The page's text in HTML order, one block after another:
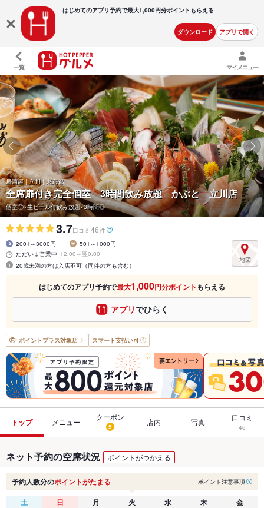
はじめてのアプリ予約で最大1,000円分ポイントもらえる
ダウンロード アプリで開く
一覧 マイメニュー
居酒屋 | 立川 | 東京都
全席扉付き完全個室 3時間飲み放題 かぶと 立川店
個室◎×生ビール付飲み放題×3時間◎
3.7口コミ 46件
2001～3000円
501～1000円
ただいま営業中 12:00～翌0:00
20歳未満の方は入店不可（同伴の方も含む）
はじめてのアプリ予約で最大1,000円分ポイント もらえる
アプリでひらく
ポイントプラス対象店 スマート支払い可
トップ メニュー
クーポン
5 店内 写真 口コミ
46
ネット予約の空席状況 ポイントがつかえる
予約人数分のポイントがたまる ポイント注意事項
土 日 月 火 水 木 金